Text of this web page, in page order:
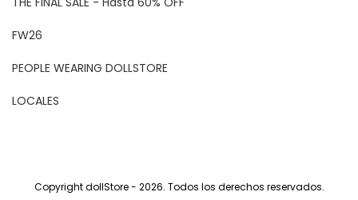
FW26
PEOPLE WEARING DOLLSTORE
LOCALES
Copyright dollStore - 2026. Todos los derechos reservados.